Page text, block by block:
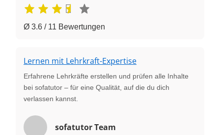
Ø 3.6 / 11 Bewertungen
Lernen mit Lehrkraft-Expertise
Erfahrene Lehrkräfte erstellen und prüfen alle Inhalte
bei sofatutor – für eine Qualität, auf die du dich
verlassen kannst.
sofatutor Team